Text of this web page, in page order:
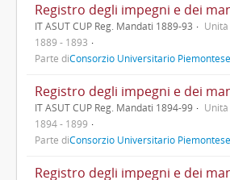
IT ASUT CUP Reg. Mandati 1889-93
1889 - 1893
Parte diConsorzio Universitario Piemontese
IT ASUT CUP Reg. Mandati 1894-99
1894 - 1899
Parte diConsorzio Universitario Piemontese
Registro degli impegni e dei